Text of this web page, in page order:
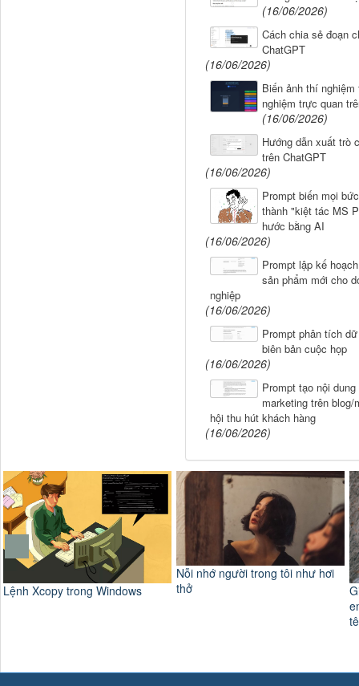
(16/06/2026)
Cách chia sẻ đoạn
ChatGPT
(16/06/2026)
Biến ảnh thí nghiệm
nghiệm trực quan
(16/06/2026)
Hướng dẫn xuất trò
trên ChatGPT
(16/06/2026)
Prompt biến mọi
thành "kiệt tác MS
hước bằng AI
(16/06/2026)
Prompt lập kế
sản phẩm mới cho
nghiệp
(16/06/2026)
Prompt phân tích
biên bản cuộc họp
(16/06/2026)
Prompt tạo nội dung
marketing trên blog/
hội thu hút khách hàng
(16/06/2026)
Lệnh Xcopy trong Windows
Nỗi nhớ người trong tôi như hơi
thở